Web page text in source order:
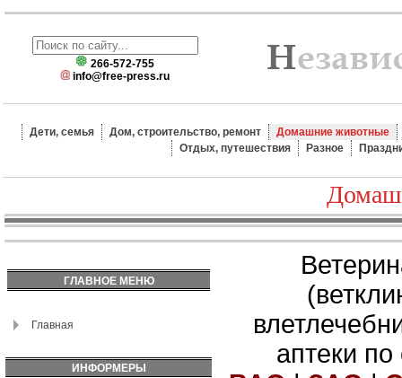
266-572-755
info@free-press.ru
Дети, семья Дом, строительство, ремонт
Домашние животные
Отдых, путешествия
Разное
ГЛАВНОЕ МЕНЮ
Главная
ИНФОРМЕРЫ
аптеки